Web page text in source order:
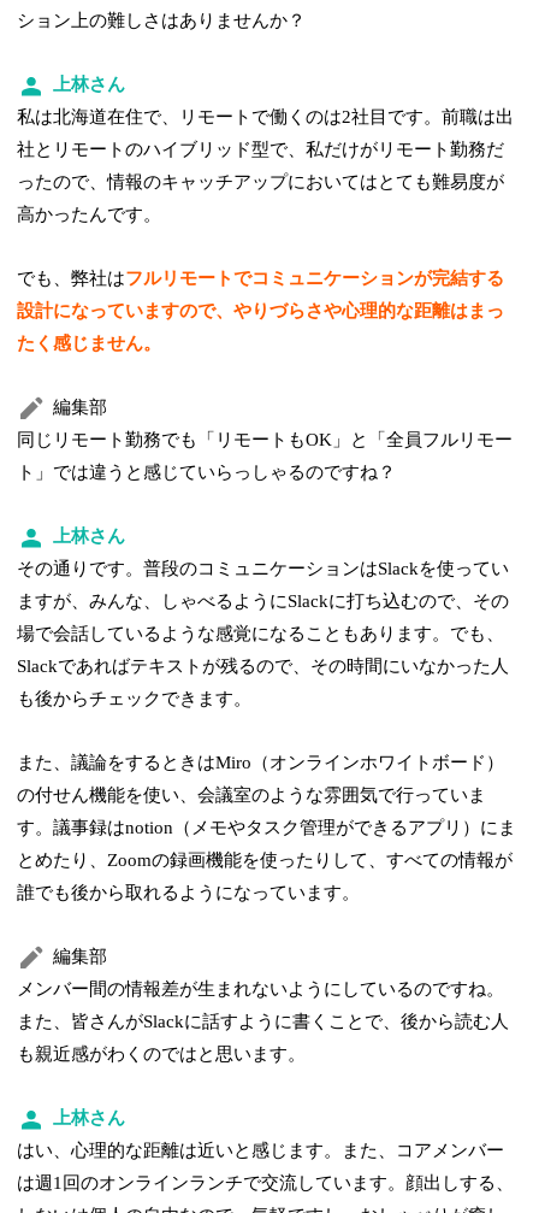
ション上の難しさはありませんか？
上林さん
私は北海道在住で、リモートで働くのは2社目です。前職は出
社とリモートのハイブリッド型で、私だけがリモート勤務だ
ったので、情報のキャッチアップにおいてはとても難易度が
高かったんです。
でも、弊社はフルリモートでコミュニケーションが完結する
設計になっていますので、やりづらさや心理的な距離はまっ
たく感じません。
編集部
同じリモート勤務でも「リモートもOK」と「全員フルリモー
ト」では違うと感じていらっしゃるのですね？
上林さん
その通りです。普段のコミュニケーションはSlackを使ってい
ますが、みんな、しゃべるようにSlackに打ち込むので、その
場で会話しているような感覚になることもあります。でも、
Slackであればテキストが残るので、その時間にいなかった人
も後からチェックできます。
また、議論をするときはMiro（オンラインホワイトボード）
の付せん機能を使い、会議室のような雰囲気で行っていま
す。議事録はnotion（メモやタスク管理ができるアプリ）にま
とめたり、Zoomの録画機能を使ったりして、すべての情報が
誰でも後から取れるようになっています。
編集部
メンバー間の情報差が生まれないようにしているのですね。
また、皆さんがSlackに話すように書くことで、後から読む人
も親近感がわくのではと思います。
上林さん
はい、心理的な距離は近いと感じます。また、コアメンバー
は週1回のオンラインランチで交流しています。顔出しする、